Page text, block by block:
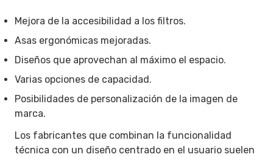
Mejora de la accesibilidad a los filtros.
Asas ergonómicas mejoradas.
Diseños que aprovechan al máximo el espacio.
Varias opciones de capacidad.
Posibilidades de personalización de la imagen de
marca.
Los fabricantes que combinan la funcionalidad
técnica con un diseño centrado en el usuario suelen